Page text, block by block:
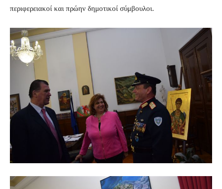
περιφερειακοί και πρώην δημοτικοί σύμβουλοι.